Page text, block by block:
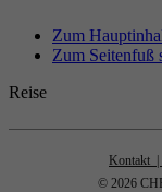
Zum
Zum Seitenfuß
Reise
Kontakt
© 2026